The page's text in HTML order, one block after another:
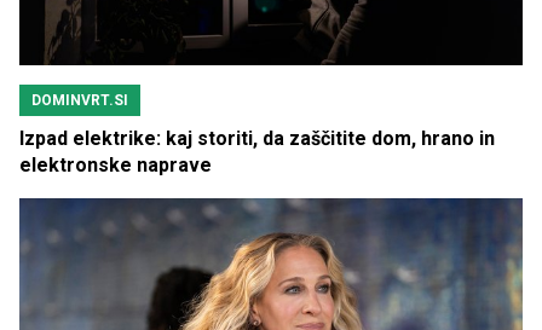
DOMINVRT.SI
Izpad elektrike: kaj storiti, da zaščitite dom, hrano in
elektronske naprave